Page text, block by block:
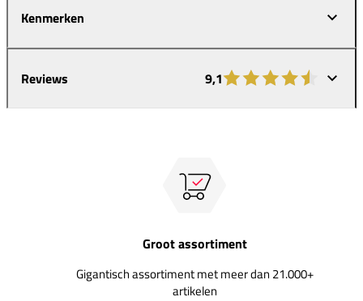
Kenmerken
Reviews 9,1
Groot assortiment
Gigantisch assortiment met meer dan 21.000+
artikelen